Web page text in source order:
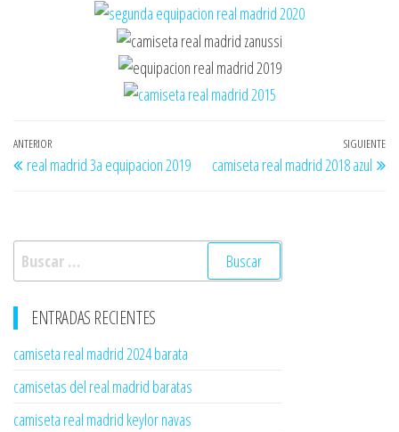
Navegación
de
Entrada
anterior
ANTERIOR
real madrid 3a equipacion 2019
SIGUIENTE
camiseta real madrid 2018 azul
Buscar:
ENTRADAS RECIENTES
camiseta real madrid 2024 barata
camisetas del real madrid baratas
camiseta real madrid keylor navas